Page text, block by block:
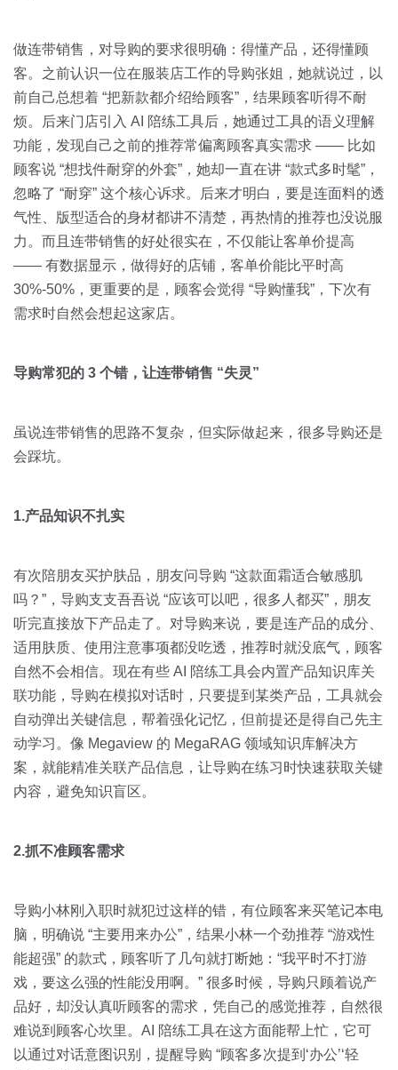
做连带销售，对导购的要求很明确：得懂产品，还得懂顾
客。之前认识一位在服装店工作的导购张姐，她就说过，以
前自己总想着 “把新款都介绍给顾客”，结果顾客听得不耐
烦。后来门店引入 AI 陪练工具后，她通过工具的语义理解
功能，发现自己之前的推荐常偏离顾客真实需求 —— 比如
顾客说 “想找件耐穿的外套”，她却一直在讲 “款式多时髦”，
忽略了 “耐穿” 这个核心诉求。后来才明白，要是连面料的透
气性、版型适合的身材都讲不清楚，再热情的推荐也没说服
力。而且连带销售的好处很实在，不仅能让客单价提高
—— 有数据显示，做得好的店铺，客单价能比平时高
30%-50%，更重要的是，顾客会觉得 “导购懂我”，下次有
需求时自然会想起这家店。
导购常犯的 3 个错，让连带销售 “失灵”
虽说连带销售的思路不复杂，但实际做起来，很多导购还是
会踩坑。
1.产品知识不扎实
有次陪朋友买护肤品，朋友问导购 “这款面霜适合敏感肌
吗？”，导购支支吾吾说 “应该可以吧，很多人都买”，朋友
听完直接放下产品走了。对导购来说，要是连产品的成分、
适用肤质、使用注意事项都没吃透，推荐时就没底气，顾客
自然不会相信。现在有些 AI 陪练工具会内置产品知识库关
联功能，导购在模拟对话时，只要提到某类产品，工具就会
自动弹出关键信息，帮着强化记忆，但前提还是得自己先主
动学习。像 Megaview 的 MegaRAG 领域知识库解决方
案，就能精准关联产品信息，让导购在练习时快速获取关键
内容，避免知识盲区。
2.抓不准顾客需求
导购小林刚入职时就犯过这样的错，有位顾客来买笔记本电
脑，明确说 “主要用来办公”，结果小林一个劲推荐 “游戏性
能超强” 的款式，顾客听了几句就打断她：“我平时不打游
戏，要这么强的性能没用啊。” 很多时候，导购只顾着说产
品好，却没认真听顾客的需求，凭自己的感觉推荐，自然很
难说到顾客心坎里。AI 陪练工具在这方面能帮上忙，它可
以通过对话意图识别，提醒导购 “顾客多次提到‘办公’‘轻